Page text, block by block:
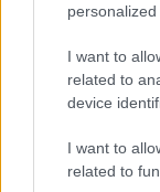
personalized
I want to
related to
device
I want to
related to